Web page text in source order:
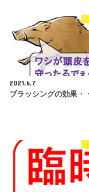
2021.6.7
ブラッシングの効果・